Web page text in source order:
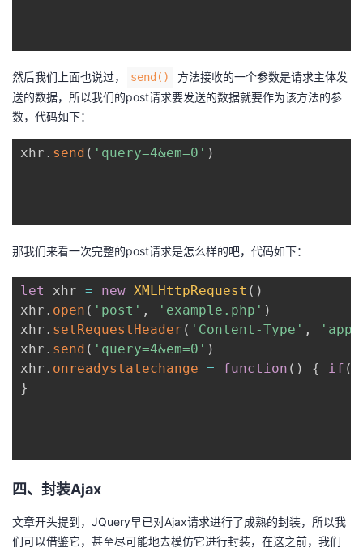
然后我们上面也说过， send()
方法接收的一个参数是请求主体发
送的数据，所以我们的post请求要发送的数据就要作为该方法的参
数，代码如下：
xhr . send ( 'query=4&em=0' )
那我们来看一次完整的post请求是怎么样的吧，代码如下：
let xhr = new XMLHttpRequest ( )
xhr . open ( 'post' , 'example.php' )
xhr . setRequestHeader ( 'Content-Type' ,
xhr . send ( 'query=4&em=0' )
xhr . onreadystatechange = function ( ) { if (
}
四、封装Ajax
文章开头提到，JQuery早已对Ajax请求进行了成熟的封装，所以我
们可以借鉴它，甚至尽可能地去模仿它进行封装，在这之前，我们